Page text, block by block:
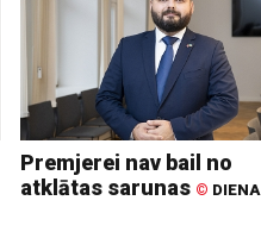
Premjerei nav bail no
atklātas sarunas © DIENA